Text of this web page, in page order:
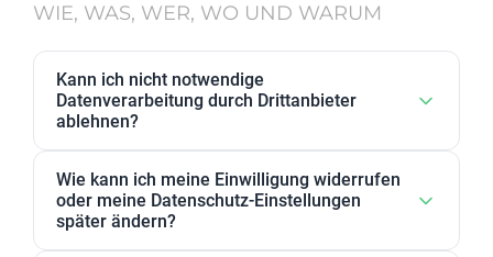
WIE, WAS, WER, WO UND WARUM
Kann ich nicht notwendige
Datenverarbeitung durch Drittanbieter
ablehnen?
nicht notwendig eingestuft haben, kann in den
Datenschutz-Einstellungen abgelehnt werden. Sie
Wie kann ich meine Einwilligung widerrufen
oder meine Datenschutz-Einstellungen
später ändern?